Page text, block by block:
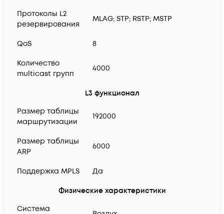
Протоколы L2
резервирования
MLAG; STP; RSTP; MSTP
QoS 8
Количество
multicast групп
4000
L3 функционал
Размер таблицы
маршрутизации
192000
Размер таблицы
ARP
6000
Поддержка MPLS Да
Физические характеристики
Система